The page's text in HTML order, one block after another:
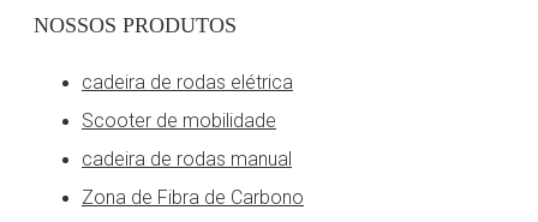
NOSSOS PRODUTOS
cadeira de rodas elétrica
Scooter de mobilidade
cadeira de rodas manual
Zona de Fibra de Carbono